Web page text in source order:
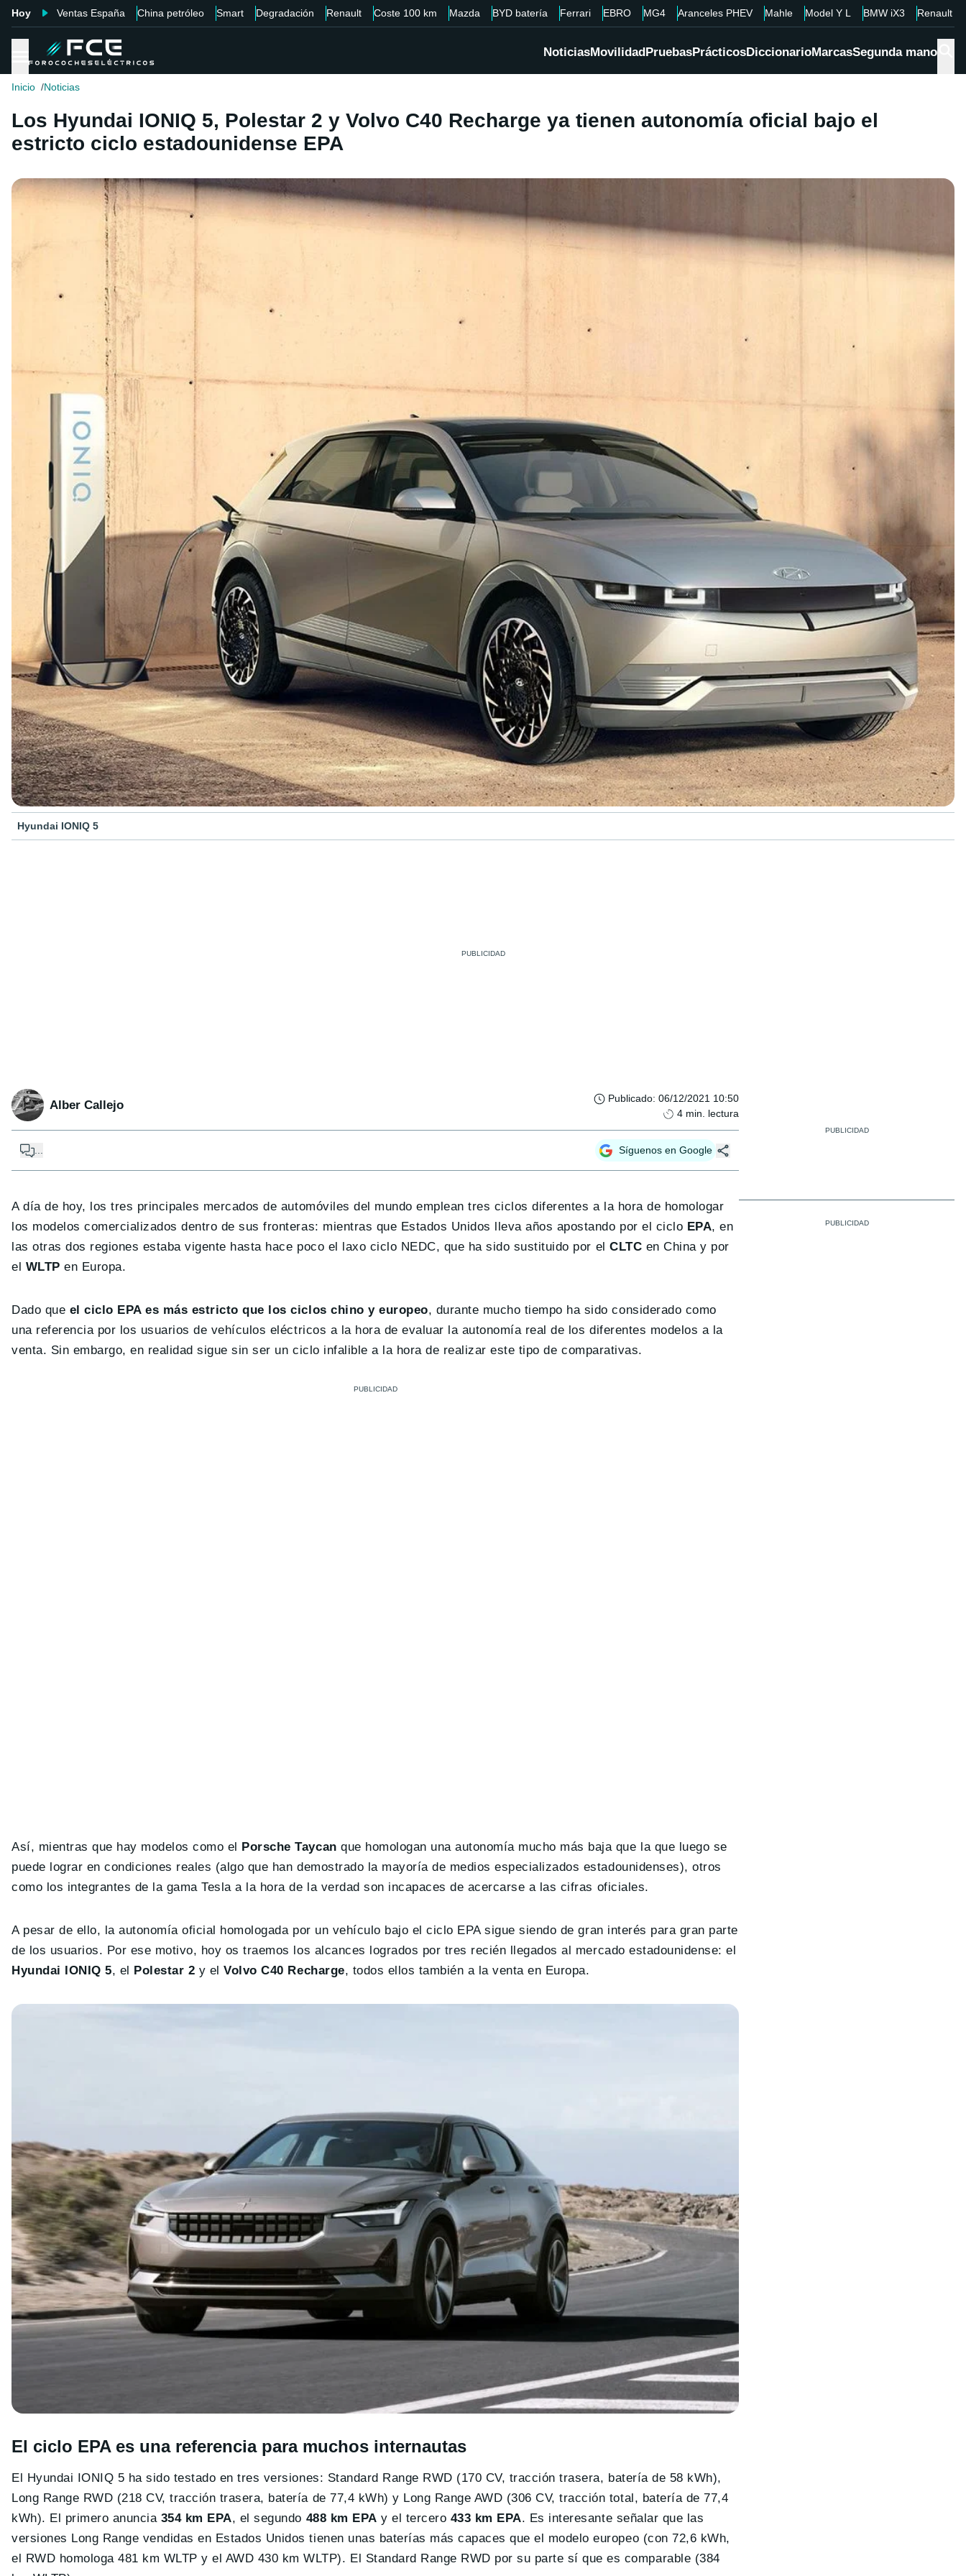
Hoy Ventas España China petróleo Smart Degradación Renault Coste 100 km Mazda BYD batería Ferrari EBRO MG4 Aranceles PHEV Mahle Model Y L BMW iX3 Renault
NoticiasMovilidadPruebasPrácticosDiccionarioMarcasSegunda mano
Inicio Noticias
Los Hyundai IONIQ 5, Polestar 2 y Volvo C40 Recharge ya tienen autonomía oficial bajo el
estricto ciclo estadounidense EPA
Hyundai IONIQ 5
Alber Callejo Publicado: 06/12/2021 10:50
4 min. lectura
... Síguenos en Google
A día de hoy, los tres principales mercados de automóviles del mundo emplean tres ciclos diferentes a la hora de homologar
los modelos comercializados dentro de sus fronteras: mientras que Estados Unidos lleva años apostando por el ciclo EPA, en
las otras dos regiones estaba vigente hasta hace poco el laxo ciclo NEDC, que ha sido sustituido por elCLTC en China y por
el WLTP en Europa.
Dado que el ciclo EPA es más estricto que los ciclos chino y europeo, durante mucho tiempo ha sido considerado como
una referencia por los usuarios de vehículos eléctricos a la hora de evaluar la autonomía real de los diferentes modelos a la
venta. Sin embargo, en realidad sigue sin ser un ciclo infalible a la hora de realizar este tipo de comparativas.
Así, mientras que hay modelos como el Porsche Taycan que homologan una autonomía mucho más baja que la que luego se
puede lograr en condiciones reales (algo que han demostrado la mayoría de medios especializados estadounidenses), otros
como los integrantes de la gama Tesla a la hora de la verdad son incapaces de acercarse a las cifras oficiales.
A pesar de ello, la autonomía oficial homologada por un vehículo bajo el ciclo EPA sigue siendo de gran interés para gran parte
de los usuarios. Por ese motivo, hoy os traemos los alcances logrados por tres recién llegados al mercado estadounidense: el
Hyundai IONIQ 5, el Polestar 2 y elVolvo C40 Recharge, todos ellos también a la venta en Europa.
El ciclo EPA es una referencia para muchos internautas
El Hyundai IONIQ 5 ha sido testado en tres versiones: Standard Range RWD (170 CV, tracción trasera, batería de 58 kWh),
Long Range RWD (218 CV, tracción trasera, batería de 77,4 kWh) y Long Range AWD (306 CV, tracción total, batería de 77,4
kWh). El primero anuncia 354 km EPA, el segundo 488 km EPA y el tercero 433 km EPA. Es interesante señalar que las
versiones Long Range vendidas en Estados Unidos tienen unas baterías más capaces que el modelo europeo (con 72,6 kWh,
el RWD homologa 481 km WLTP y el AWD 430 km WLTP). El Standard Range RWD por su parte sí que es comparable (384